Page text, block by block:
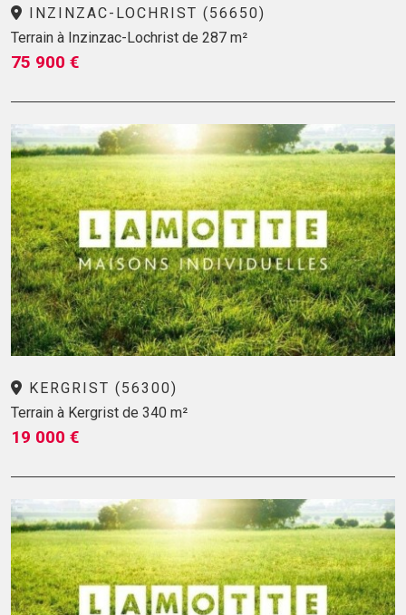
INZINZAC-LOCHRIST (56650)
Terrain à Inzinzac-Lochrist de 287 m²
75 900 €
KERGRIST (56300)
Terrain à Kergrist de 340 m²
19 000 €